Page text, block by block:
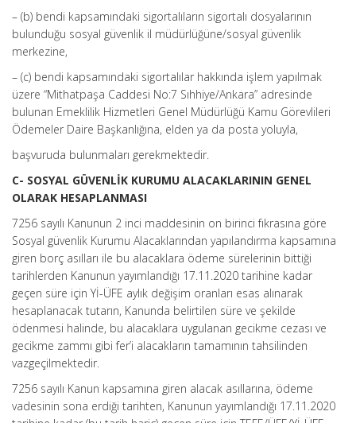
– (b) bendi kapsamındaki sigortalıların sigortalı dosyalarının
bulunduğu sosyal güvenlik il müdürlüğüne/sosyal güvenlik
merkezine,
– (c) bendi kapsamındaki sigortalılar hakkında işlem yapılmak
üzere “Mithatpaşa Caddesi No:7 Sıhhiye/Ankara” adresinde
bulunan Emeklilik Hizmetleri Genel Müdürlüğü Kamu Görevlileri
Ödemeler Daire Başkanlığına, elden ya da posta yoluyla,
başvuruda bulunmaları gerekmektedir.
C- SOSYAL GÜVENLİK KURUMU ALACAKLARININ GENEL
OLARAK HESAPLANMASI
7256 sayılı Kanunun 2 inci maddesinin on birinci fıkrasına göre
Sosyal güvenlik Kurumu Alacaklarından yapılandırma kapsamına
giren borç asılları ile bu alacaklara ödeme sürelerinin bittiği
tarihlerden Kanunun yayımlandığı 17.11.2020 tarihine kadar
geçen süre için Yİ-ÜFE aylık değişim oranları esas alınarak
hesaplanacak tutarın, Kanunda belirtilen süre ve şekilde
ödenmesi halinde, bu alacaklara uygulanan gecikme cezası ve
gecikme zammı gibi fer’i alacakların tamamının tahsilinden
vazgeçilmektedir.
7256 sayılı Kanun kapsamına giren alacak asıllarına, ödeme
vadesinin sona erdiği tarihten, Kanunun yayımlandığı 17.11.2020